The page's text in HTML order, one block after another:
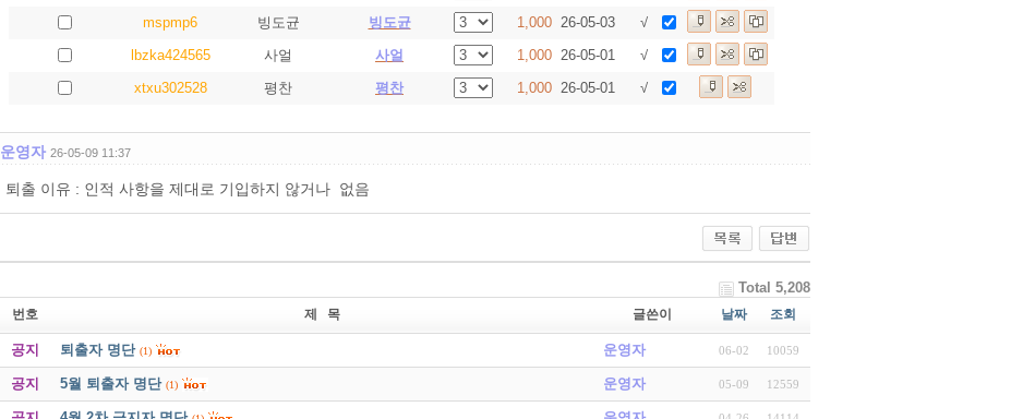
mspmp6
빙도균 빙도균 1,000 26-05-03
√
lbzka424565
사얼 사얼 1,000 26-05-01
√
xtxu302528
평찬 평찬 1,000 26-05-01 √
운영자 26-05-09 11:37
퇴출 이유 : 인적 사항을 제대로 기입하지 않거나 없음
Total 5,208
번호 제 목 글쓴이 날짜 조회
공지 퇴출자 명단 (1) 운영자 06-02 10059
공지 5월 퇴출자 명단 (1) 운영자 05-09 12559